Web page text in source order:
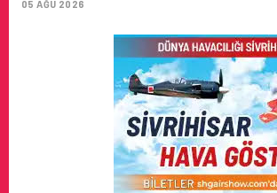
05 AĞU 2026